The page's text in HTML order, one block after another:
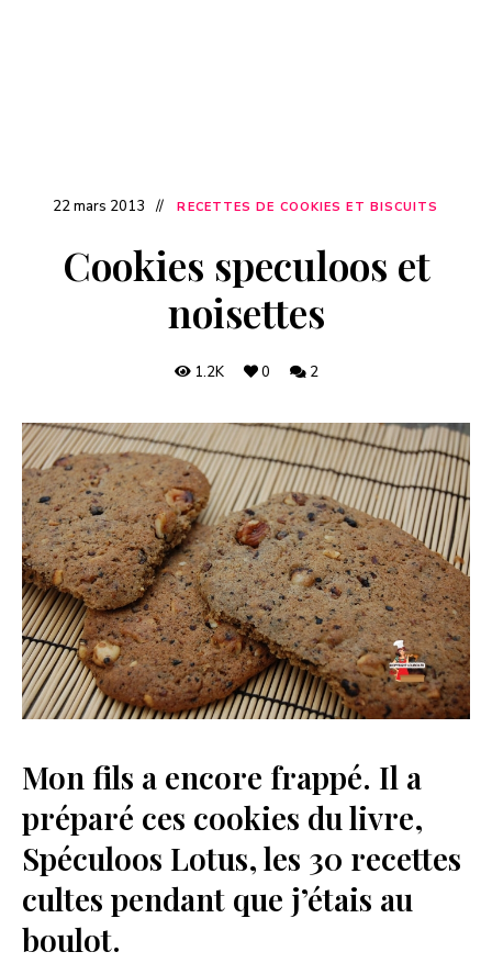
22 mars 2013 RECETTES DE COOKIES ET BISCUITS
Cookies speculoos et
noisettes
1.2K 0 2
Mon fils a encore frappé. Il a
préparé ces cookies du livre,
Spéculoos Lotus, les 30 recettes
cultes pendant que j’étais au
boulot.